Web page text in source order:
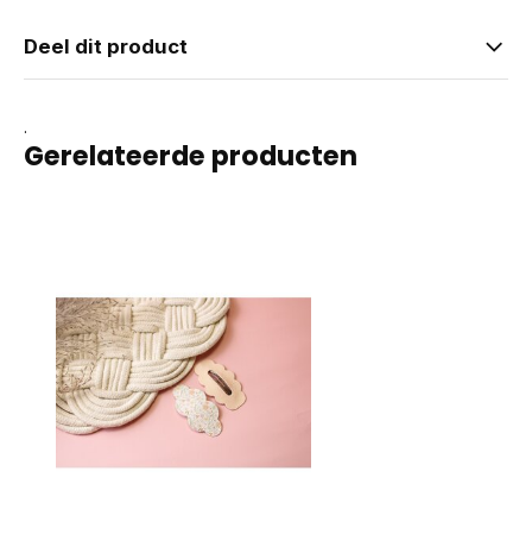
Deel dit product
.
Gerelateerde producten